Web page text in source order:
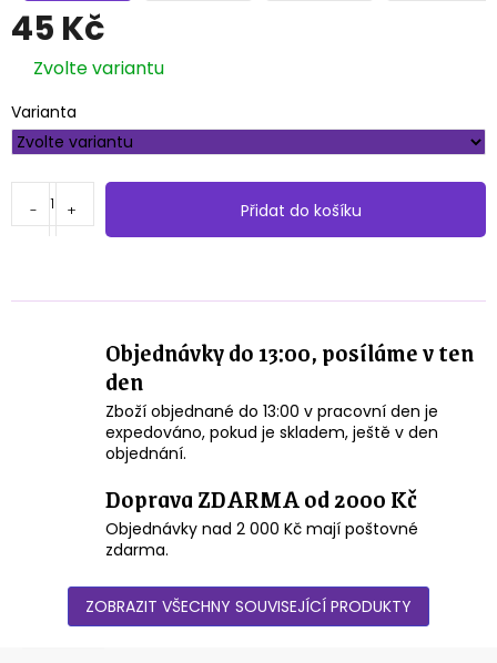
45 Kč
Měrná
Zvolte variantu
Varianta
Přidat do košíku
Objednávky do 13:00, posíláme v ten
den
Zboží objednané do 13:00 v pracovní den je
expedováno, pokud je skladem, ještě v den
objednání.
Doprava ZDARMA od 2000 Kč
Objednávky nad 2 000 Kč mají poštovné
zdarma.
ZOBRAZIT VŠECHNY SOUVISEJÍCÍ PRODUKTY